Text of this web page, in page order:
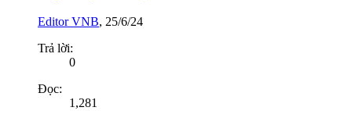
Editor VNB, 25/6/24
Trả lời:
0
Đọc:
1,281